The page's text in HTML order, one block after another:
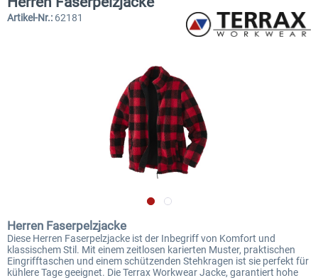
Artikel-Nr.: 62181
Herren Faserpelzjacke
Diese Herren Faserpelzjacke ist der Inbegriff von Komfort und
klassischem Stil. Mit einem zeitlosen karierten Muster, praktischen
Eingrifftaschen und einem schützenden Stehkragen ist sie perfekt für
kühlere Tage geeignet. Die Terrax Workwear Jacke, garantiert hohe